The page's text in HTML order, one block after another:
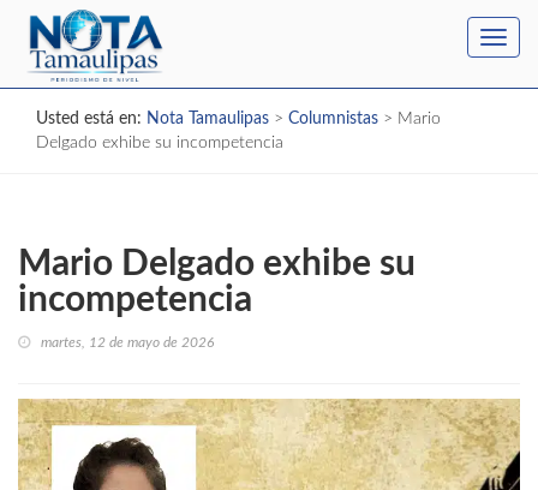
Usted está en: Nota Tamaulipas > Columnistas > Mario
Delgado exhibe su incompetencia
Mario Delgado exhibe su
incompetencia
martes, 12 de mayo de 2026